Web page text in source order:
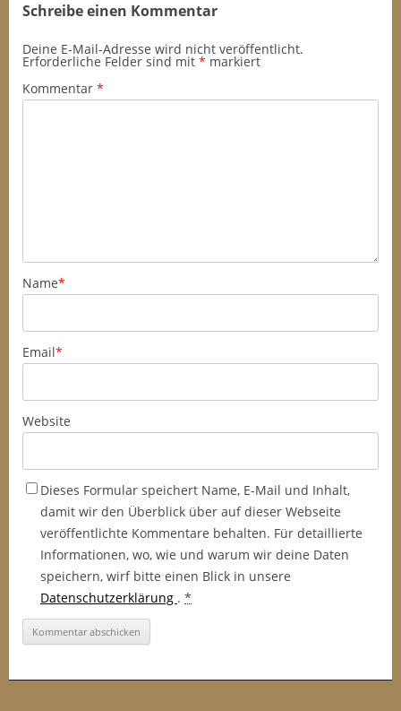
Schreibe einen Kommentar
Deine E-Mail-Adresse wird nicht veröffentlicht.
Erforderliche Felder sind mit * markiert
Kommentar *
Name*
Email*
Website
Dieses Formular speichert Name, E-Mail und Inhalt,
damit wir den Überblick über auf dieser Webseite
veröffentlichte Kommentare behalten. Für detaillierte
Informationen, wo, wie und warum wir deine Daten
speichern, wirf bitte einen Blick in unsere
Datenschutzerklärung . *